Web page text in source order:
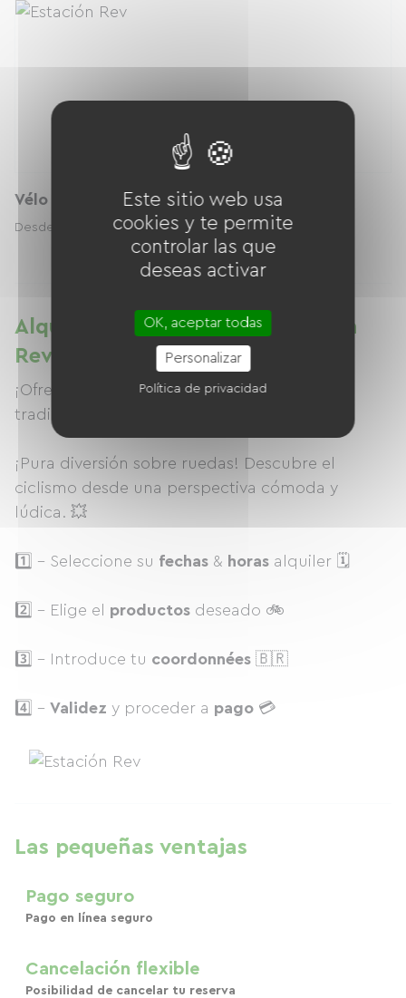
Vélo musculaire
Desde 15.00 € / día
Alquiler de bicicletas en Estación
Rev
¡Ofrecemos una variedad de bicicletas
tradicionales y eléctricas en alquiler! 🚲
¡Pura diversión sobre ruedas! Descubre el
ciclismo desde una perspectiva cómoda y
lúdica. 💥
1️⃣ - Seleccione su fechas & horas alquiler 🗓
2️⃣ - Elige el productos deseado 🚲
3️⃣ - Introduce tu coordonnées 🇧🇷
4️⃣ - Validez y proceder a pago 💳
Las pequeñas ventajas
Pago seguro
Pago en línea seguro
Cancelación flexible
Posibilidad de cancelar tu reserva
Este sitio web usa
cookies y te permite
controlar las que
deseas activar
OK, aceptar todas
Personalizar
Política de privacidad